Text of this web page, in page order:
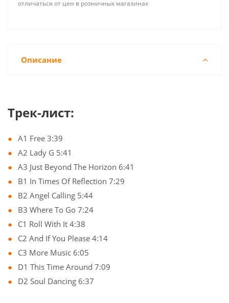
отличаться от цен в розничных магазинах
Описание
Трек-лист:
A1 Free 3:39
A2 Lady G 5:41
A3 Just Beyond The Horizon 6:41
B1 In Times Of Reflection 7:29
B2 Angel Calling 5:44
B3 Where To Go 7:24
C1 Roll With It 4:38
C2 And If You Please 4:14
C3 More Music 6:05
D1 This Time Around 7:09
D2 Soul Dancing 6:37